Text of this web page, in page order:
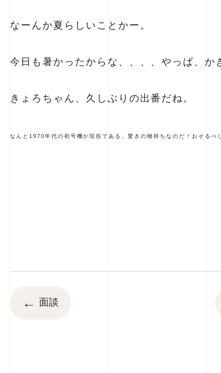
なーんか夏らしいことかー。
今日も暑かったからな、、、、やっぱ、か
きょろちゃん、久しぶりの出番だね。
なんと1970年代の初号機が現役である。驚きの物持ちなのだ！おそるべ
← 面談